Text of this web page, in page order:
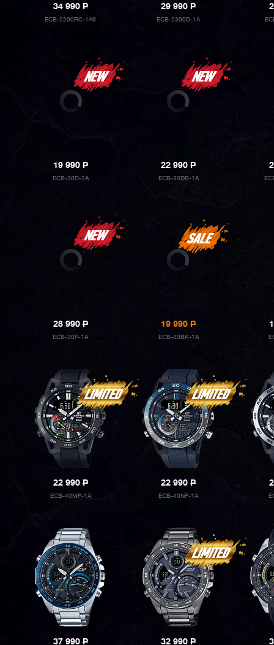
34 990P
ECB-2200RC-1A9
29 990P
ECB-2300D-1A
19 990P
ECB-30D-2A
22 990P
ECB-30DB-1A
28 990P
ECB-30P-1A
19 990P
ECB-40BK-1A
22 990P
ECB-40MP-1A
22 990P
ECB-40NP-1A
37 990P 32 990P